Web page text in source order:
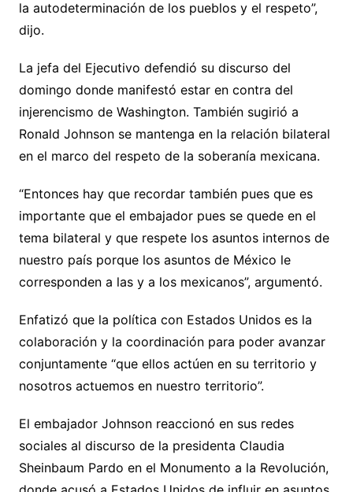
la autodeterminación de los pueblos y el respeto”,
dijo.
La jefa del Ejecutivo defendió su discurso del
domingo donde manifestó estar en contra del
injerencismo de Washington. También sugirió a
Ronald Johnson se mantenga en la relación bilateral
en el marco del respeto de la soberanía mexicana.
“Entonces hay que recordar también pues que es
importante que el embajador pues se quede en el
tema bilateral y que respete los asuntos internos de
nuestro país porque los asuntos de México le
corresponden a las y a los mexicanos”, argumentó.
Enfatizó que la política con Estados Unidos es la
colaboración y la coordinación para poder avanzar
conjuntamente “que ellos actúen en su territorio y
nosotros actuemos en nuestro territorio”.
El embajador Johnson reaccionó en sus redes
sociales al discurso de la presidenta Claudia
Sheinbaum Pardo en el Monumento a la Revolución,